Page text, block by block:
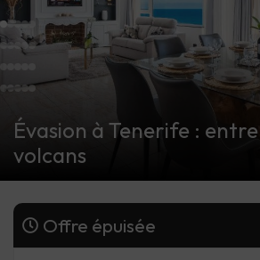
Évasion à Tenerife :
volcans
Offre épuisée